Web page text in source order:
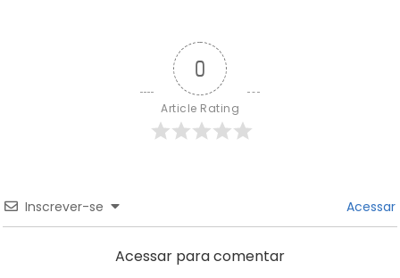
0
Article Rating
Inscrever-se Acessar
Acessar para comentar